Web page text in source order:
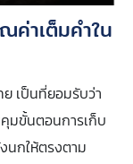
าเต็มคำใน
เป็นที่ยอมรับว่า
มขั้นตอนการเก็บ
นกให้ตรงตาม